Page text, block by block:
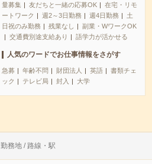
量募集
友だちと一緒の応募OK
在宅・リモ
ートワーク
週2～3日勤務 週4日勤務
土
日祝のみ勤務
残業なし
副業・WワークOK
交通費別途支給あり
語学力が活かせる
人気のワードでお仕事情報をさがす
急募 年齢不問 財団法人 英語
書類チェ
ック
テレビ局 封入 大学
勤務地 / 路線・駅